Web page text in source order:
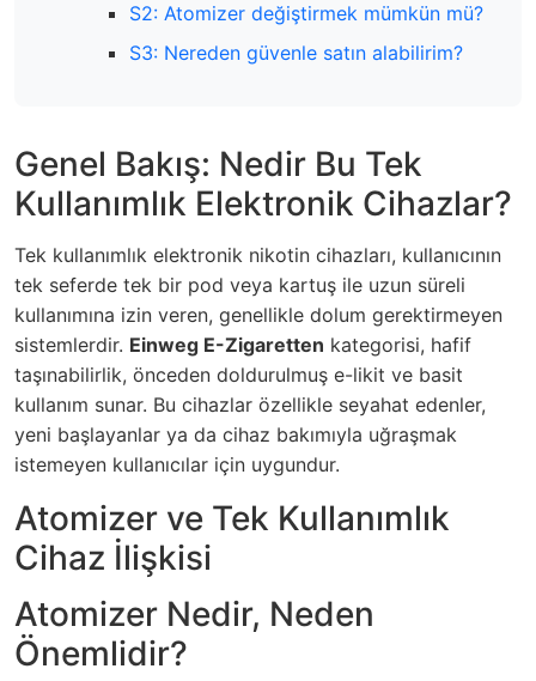
S2: Atomizer değiştirmek mümkün mü?
S3: Nereden güvenle satın alabilirim?
Genel Bakış: Nedir Bu Tek
Kullanımlık Elektronik Cihazlar?
Tek kullanımlık elektronik nikotin cihazları, kullanıcının
tek seferde tek bir pod veya kartuş ile uzun süreli
kullanımına izin veren, genellikle dolum gerektirmeyen
sistemlerdir. Einweg E-Zigaretten kategorisi, hafif
taşınabilirlik, önceden doldurulmuş e-likit ve basit
kullanım sunar. Bu cihazlar özellikle seyahat edenler,
yeni başlayanlar ya da cihaz bakımıyla uğraşmak
istemeyen kullanıcılar için uygundur.
Atomizer ve Tek Kullanımlık
Cihaz İlişkisi
Atomizer Nedir, Neden
Önemlidir?